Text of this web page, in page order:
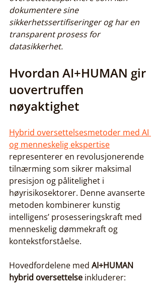
dokumentere sine
sikkerhetssertifiseringer og har en
transparent prosess for
datasikkerhet.
Hvordan AI+HUMAN gir
uovertruffen
nøyaktighet
Hybrid oversettelsesmetoder med AI
og menneskelig ekspertise
representerer en revolusjonerende
tilnærming som sikrer maksimal
presisjon og pålitelighet i
høyrisikosektorer. Denne avanserte
metoden kombinerer kunstig
intelligens’ prosesseringskraft med
menneskelig dømmekraft og
kontekstforståelse.
Hovedfordelene med AI+HUMAN
hybrid oversettelse inkluderer: